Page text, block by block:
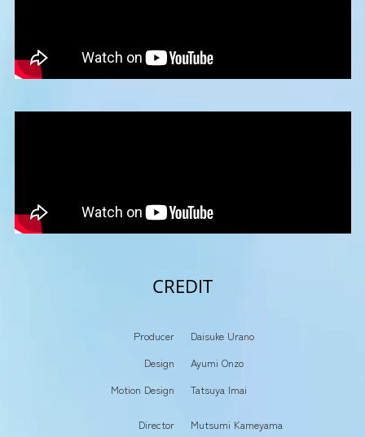
CREDIT
Producer
Daisuke Urano
Design
Ayumi Onzo
Motion Design
Tatsuya Imai
Director Mutsumi Kameyama